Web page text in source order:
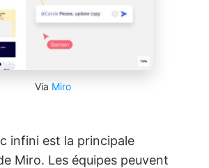
Via Miro
infini est la principale
Miro. Les équipes peuvent